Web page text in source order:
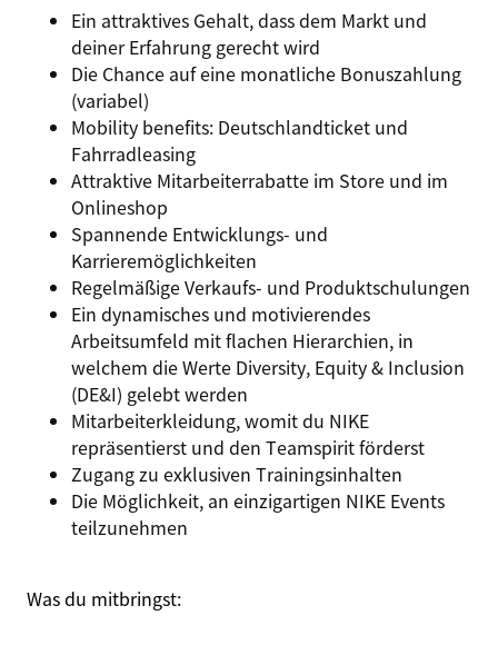
Ein attraktives Gehalt, dass dem Markt und
deiner Erfahrung gerecht wird
Die Chance auf eine monatliche Bonuszahlung
(variabel)
Mobility benefits: Deutschlandticket und
Fahrradleasing
Attraktive Mitarbeiterrabatte im Store und im
Onlineshop
Spannende Entwicklungs- und
Karrieremöglichkeiten
Regelmäßige Verkaufs- und Produktschulungen
Ein dynamisches und motivierendes
Arbeitsumfeld mit flachen Hierarchien, in
welchem die Werte Diversity, Equity & Inclusion
(DE&I) gelebt werden
Mitarbeiterkleidung, womit du NIKE
repräsentierst und den Teamspirit förderst
Zugang zu exklusiven Trainingsinhalten
Die Möglichkeit, an einzigartigen NIKE Events
teilzunehmen
Was du mitbringst: